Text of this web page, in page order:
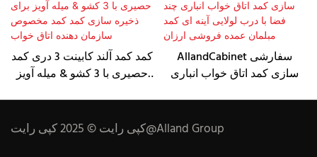
کمد کمد آلند کابینت 3 دری کمد
حصیری با 3 کشو & میله آویز
خواب
AllandCabinet سفارشی
سازی کمد اتاق خواب انباری
ارزانکپی رایت © 2025 کپی رایت@Alland Group